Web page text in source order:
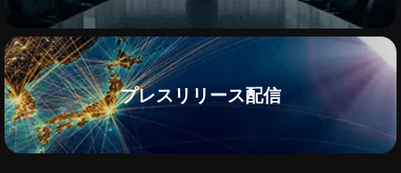
プレスリリース配信